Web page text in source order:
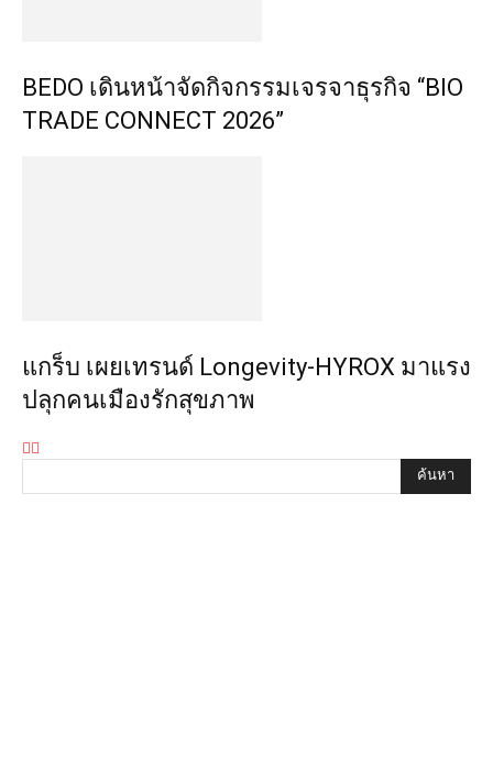
BEDO เดินหน้าจัดกิจกรรมเจรจาธุรกิจ “BIO
TRADE CONNECT 2026”
แกร็บ เผยเทรนด์ Longevity-HYROX มาแรง
ปลุกคนเมืองรักสุขภาพ